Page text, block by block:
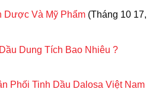
Dược Và Mỹ Phẩm (Tháng 10 17,
Dung Tích Bao Nhiêu ?
Phối Tinh Dầu Dalosa Việt Nam